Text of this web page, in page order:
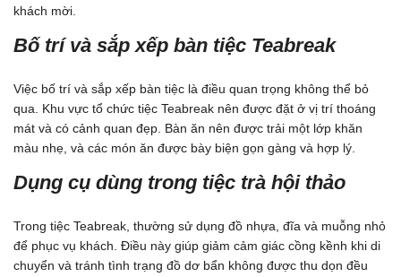
khách mời.
Bố trí và sắp xếp bàn tiệc Teabreak
Việc bố trí và sắp xếp bàn tiệc là điều quan trọng không thể bỏ
qua. Khu vực tổ chức tiệc Teabreak nên được đặt ở vị trí thoáng
mát và có cảnh quan đẹp. Bàn ăn nên được trải một lớp khăn
màu nhẹ, và các món ăn được bày biện gọn gàng và hợp lý.
Dụng cụ dùng trong tiệc trà hội thảo
Trong tiệc Teabreak, thường sử dụng đồ nhựa, đĩa và muỗng nhỏ
để phục vụ khách. Điều này giúp giảm cảm giác cồng kềnh khi di
chuyển và tránh tình trạng đồ dơ bẩn không được thu dọn đều